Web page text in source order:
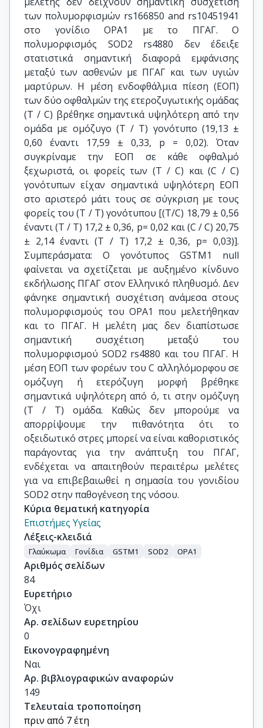
των πολυμορφισμών rs166850 and rs10451941
στο γονίδιο ΟΡΑ1 με το ΠΓΑΓ. Ο
πολυμορφισμός SOD2 rs4880 δεν έδειξε
στατιστικά σημαντική διαφορά εμφάνισης
μεταξύ των ασθενών με ΠΓΑΓ και των υγιών
μαρτύρων. Η μέση ενδοφθάλμια πίεση (ΕΟΠ)
των δύο οφθαλμών της ετεροζυγωτικής ομάδας
(T / C) βρέθηκε σημαντικά υψηλότερη από την
ομάδα με ομόζυγο (Τ / Τ) γονότυπο (19,13 ±
0,60 έναντι 17,59 ± 0,33, p = 0,02). Όταν
συγκρίναμε την ΕΟΠ σε κάθε οφθαλμό
ξεχωριστά, οι φορείς των (Τ / C) και (C / C)
γονότυπων είχαν σημαντικά υψηλότερη ΕΟΠ
στο αριστερό μάτι τους σε σύγκριση με τους
φορείς του (Τ / Τ) γονότυπου [(Τ/C) 18,79 ± 0,56
έναντι (Τ / Τ) 17,2 ± 0,36, p= 0,02 και (C / C) 20,75
± 2,14 έναντι (Τ / Τ) 17,2 ± 0,36, p= 0,03)].
Συμπεράσματα: Ο γονότυπος GSTM1 null
φαίνεται να σχετίζεται με αυξημένο κίνδυνο
εκδήλωσης ΠΓΑΓ στον Ελληνικό πληθυσμό. Δεν
φάνηκε σημαντική συσχέτιση ανάμεσα στους
πολυμορφισμούς του ΟΡΑ1 που μελετήθηκαν
και το ΠΓΑΓ. Η μελέτη μας δεν διαπίστωσε
σημαντική συσχέτιση μεταξύ του
πολυμορφισμού SOD2 rs4880 και του ΠΓΑΓ. Η
μέση ΕΟΠ των φορέων του C αλληλόμορφου σε
ομόζυγη ή ετερόζυγη μορφή βρέθηκε
σημαντικά υψηλότερη από ό, τι στην ομόζυγη
(Τ / Τ) ομάδα. Καθώς δεν μπορούμε να
απορρίψουμε την πιθανότητα ότι το
οξειδωτικό στρες μπορεί να είναι καθοριστικός
παράγοντας για την ανάπτυξη του ΠΓΑΓ,
ενδέχεται να απαιτηθούν περαιτέρω μελέτες
για να επιβεβαιωθεί η σημασία του γονιδίου
SOD2 στην παθογένεση της νόσου.
Κύρια θεματική κατηγορία
Επιστήμες Υγείας
Λέξεις-κλειδιά
Γλαύκωμα Γονίδια GSTM1 SOD2 OPA1
Αριθμός σελίδων
84
Ευρετήριο
Όχι
Αρ. σελίδων ευρετηρίου
0
Εικονογραφημένη
Ναι
Αρ. βιβλιογραφικών αναφορών
149
Τελευταία τροποποίηση
πριν από 7 έτη